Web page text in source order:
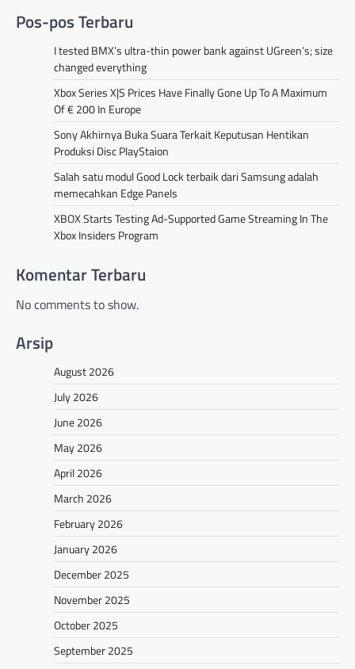
Pos-pos Terbaru
I tested BMX’s ultra-thin power bank against UGreen’s; size
changed everything
Xbox Series X|S Prices Have Finally Gone Up To A Maximum
Of € 200 In Europe
Sony Akhirnya Buka Suara Terkait Keputusan Hentikan
Produksi Disc PlayStaion
Salah satu modul Good Lock terbaik dari Samsung adalah
memecahkan Edge Panels
XBOX Starts Testing Ad-Supported Game Streaming In The
Xbox Insiders Program
Komentar Terbaru
No comments to show.
Arsip
August 2026
July 2026
June 2026
May 2026
April 2026
March 2026
February 2026
January 2026
December 2025
November 2025
October 2025
September 2025